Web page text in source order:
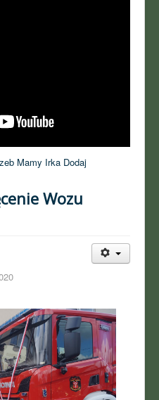
Mamy Irka Dodaj
Wozu